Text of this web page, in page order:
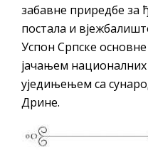
забавне приредбе за
постала и
Успон Српске
јачањем
уједињењем са
Дрине.